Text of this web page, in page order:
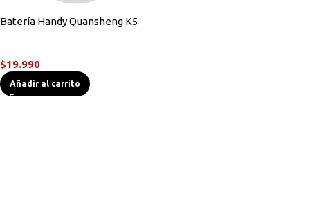
Batería Handy Quansheng K5
$19.990
Añadir al carrito